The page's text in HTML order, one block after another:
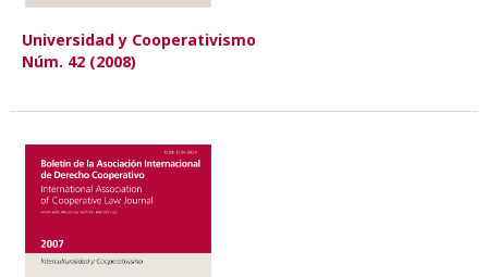
Universidad y Cooperativismo
Núm. 42 (2008)